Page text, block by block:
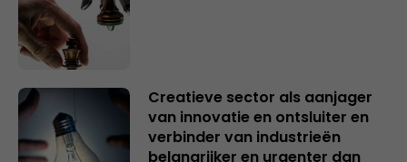
Creatieve sector als aanjager
van innovatie en ontsluiter en
verbinder van industrieën
belangrijker en urgenter dan